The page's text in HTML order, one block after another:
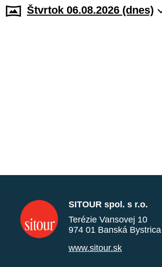
Štvrtok 06.08.2026 (dnes)
SITOUR spol. s r.o.
Terézie Vansovej 10
974 01 Banská Bystrica
www.sitour.sk